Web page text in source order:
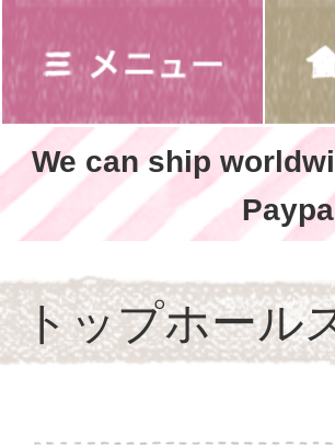
We can ship
トップホール